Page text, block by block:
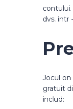
dvs. intr
Jocul
gratuit
includ: